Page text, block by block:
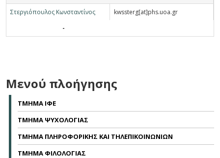
Στεργιόπουλος Κωνσταντίνος
kwssterg[at]phs.uoa.gr
-
Μενού πλοήγησης
ΤΜΗΜΑ ΙΦΕ
ΤΜΗΜΑ ΨΥΧΟΛΟΓΙΑΣ
ΤΜΗΜΑ ΠΛΗΡΟΦΟΡΙΚΗΣ ΚΑΙ ΤΗΛΕΠΙΚΟΙΝΩΝΙΩΝ
ΤΜΗΜΑ ΦΙΛΟΛΟΓΙΑΣ